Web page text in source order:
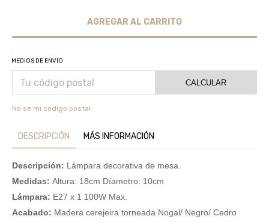
MEDIOS DE ENVÍO
CALCULAR
No sé mi código postal
DESCRIPCIÓN MÁS INFORMACIÓN
Descripción: Lámpara decorativa de mesa.
Medidas: Altura: 18cm Díametro: 10cm
Lámpara: E27 x 1 100W Max.
Acabado: Madera cerejeira torneada Nogal/ Negro/ Cedro